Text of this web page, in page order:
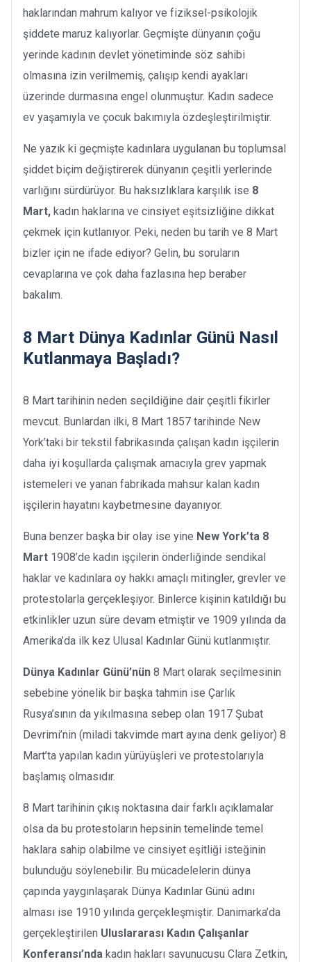
haklarından mahrum kalıyor ve fiziksel-psikolojik
şiddete maruz kalıyorlar. Geçmişte dünyanın çoğu
yerinde kadının devlet yönetiminde söz sahibi
olmasına izin verilmemiş, çalışıp kendi ayakları
üzerinde durmasına engel olunmuştur. Kadın sadece
ev yaşamıyla ve çocuk bakımıyla özdeşleştirilmiştir.
Ne yazık ki geçmişte kadınlara uygulanan bu toplumsal
şiddet biçim değiştirerek dünyanın çeşitli yerlerinde
varlığını sürdürüyor. Bu haksızlıklara karşılık ise 8
Mart, kadın haklarına ve cinsiyet eşitsizliğine dikkat
çekmek için kutlanıyor. Peki, neden bu tarih ve 8 Mart
bizler için ne ifade ediyor? Gelin, bu soruların
cevaplarına ve çok daha fazlasına hep beraber
bakalım.
8 Mart Dünya Kadınlar Günü Nasıl
Kutlanmaya Başladı?
8 Mart tarihinin neden seçildiğine dair çeşitli fikirler
mevcut. Bunlardan ilki, 8 Mart 1857 tarihinde New
York’taki bir tekstil fabrikasında çalışan kadın işçilerin
daha iyi koşullarda çalışmak amacıyla grev yapmak
istemeleri ve yanan fabrikada mahsur kalan kadın
işçilerin hayatını kaybetmesine dayanıyor.
Buna benzer başka bir olay ise yine New York’ta 8
Mart 1908’de kadın işçilerin önderliğinde sendikal
haklar ve kadınlara oy hakkı amaçlı mitingler, grevler ve
protestolarla gerçekleşiyor. Binlerce kişinin katıldığı bu
etkinlikler uzun süre devam etmiştir ve 1909 yılında da
Amerika’da ilk kez Ulusal Kadınlar Günü kutlanmıştır.
Dünya Kadınlar Günü’nün 8 Mart olarak seçilmesinin
sebebine yönelik bir başka tahmin ise Çarlık
Rusya’sının da yıkılmasına sebep olan 1917 Şubat
Devrimi’nin (miladi takvimde mart ayına denk geliyor) 8
Mart’ta yapılan kadın yürüyüşleri ve protestolarıyla
başlamış olmasıdır.
8 Mart tarihinin çıkış noktasına dair farklı açıklamalar
olsa da bu protestoların hepsinin temelinde temel
haklara sahip olabilme ve cinsiyet eşitliği isteğinin
bulunduğu söylenebilir. Bu mücadelelerin dünya
çapında yaygınlaşarak Dünya Kadınlar Günü adını
alması ise 1910 yılında gerçekleşmiştir. Danimarka’da
gerçekleştirilen Uluslararası Kadın Çalışanlar
Konferansı’nda kadın hakları savunucusu Clara Zetkin,